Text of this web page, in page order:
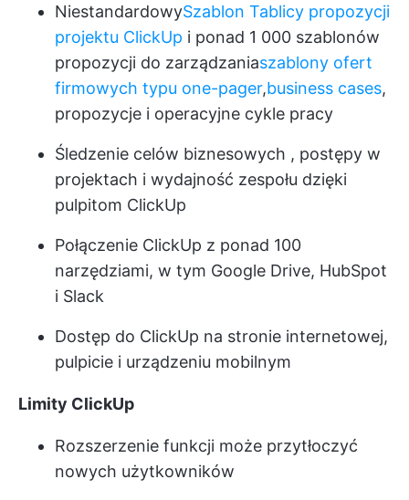
NiestandardowySzablon Tablicy propozycji
projektu ClickUp i ponad 1 000 szablonów
propozycji do zarządzaniaszablony ofert
firmowych typu one-pager,business cases,
propozycje i operacyjne cykle pracy
Śledzenie celów biznesowych , postępy w
projektach i wydajność zespołu dzięki
pulpitom ClickUp
Połączenie ClickUp z ponad 100
narzędziami, w tym Google Drive, HubSpot
i Slack
Dostęp do ClickUp na stronie internetowej,
pulpicie i urządzeniu mobilnym
Limity ClickUp
Rozszerzenie funkcji może przytłoczyć
nowych użytkowników